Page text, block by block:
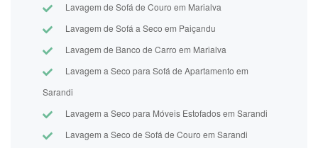
Lavagem de Sofá de Couro em Marialva
Lavagem de Sofá a Seco em Paiçandu
Lavagem de Banco de Carro em Marialva
Lavagem a Seco para Sofá de Apartamento em
Sarandi
Lavagem a Seco para Móveis Estofados em Sarandi
Lavagem a Seco de Sofá de Couro em Sarandi